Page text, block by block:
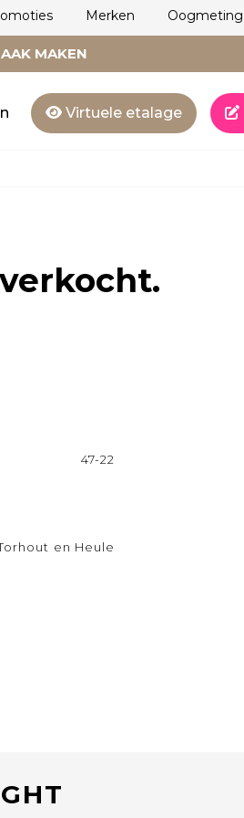
Merken Oogmeting
MAKEN
Virtuele etalage
47-22
en Heule